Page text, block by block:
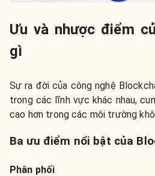
Ưu và nhược điểm
gì
Sự ra đời của công nghệ
trong các lĩnh vực khác nhau,
cao hơn trong các môi trường
Ba ưu điểm nổi bật của
Phân phối